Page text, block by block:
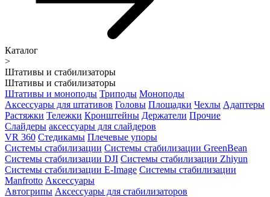
Каталог
>
Штативы и стабилизаторы
Штативы и стабилизаторы
Штативы и моноподы Триподы Моноподы
Аксессуары для штативов Головы Площадки Чехлы Адаптеры
Растяжки Тележки Кронштейны Держатели Прочие
Слайдеры аксессуары для слайдеров
VR 360 Стедикамы Плечевые упоры
Системы стабилизации Системы стабилизации GreenBean
Системы стабилизации DJI Системы стабилизации Zhiyun
Системы стабилизации E-Image Системы стабилизации
Manfrotto Аксессуары
Автогрипы Аксессуары для стабилизаторов